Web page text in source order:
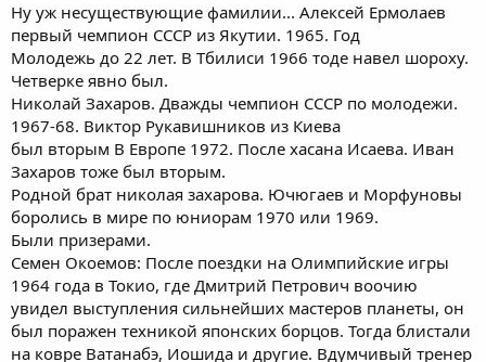
Ну уж несуществующие фамилии... Алексей Ермолаев
первый чемпион СССР из Якутии. 1965. Год
Молодежь до 22 лет. В Тбилиси 1966 тоде навел шороху.
Четверке явно был.
Николай Захаров. Дважды чемпион СССР по молодежи.
1967-68. Виктор Рукавишников из Киева
был вторым В Европе 1972. После хасана Исаева. Иван
Захаров тоже был вторым.
Родной брат николая захарова. Ючюгаев и Морфуновы
боролись в мире по юниорам 1970 или 1969.
Были призерами.
Семен Окоемов: После поездки на Олимпийские игры
1964 года в Токио, где Дмитрий Петрович воочию
увидел выступления сильнейших мастеров планеты, он
был поражен техникой японских борцов. Тогда блистали
на ковре Ватанабэ, Иошида и другие. Вдумчивый тренер